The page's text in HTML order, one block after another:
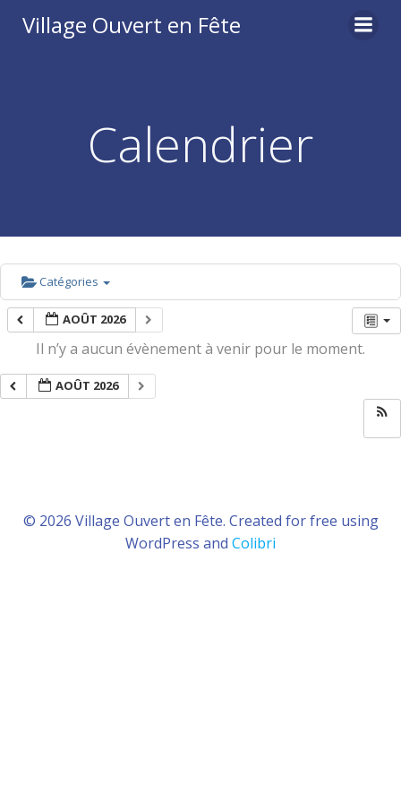
au
Village Ouvert en Fête
Calendrier
Catégories
AOÛT 2026
Il n’y a aucun évènement à venir pour le moment.
AOÛT 2026
© 2026 Village Ouvert en Fête. Created for free using
WordPress and Colibri